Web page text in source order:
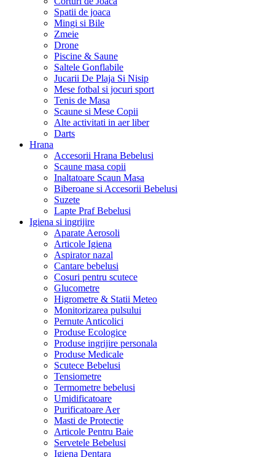
Spatii de joaca
Mingi si Bile
Zmeie
Drone
Piscine & Saune
Saltele Gonflabile
Jucarii De Plaja Si Nisip
Mese fotbal si jocuri sport
Tenis de Masa
Scaune si Mese Copii
Alte activitati in aer liber
Darts
Hrana
Accesorii Hrana Bebelusi
Scaune masa copii
Inaltatoare Scaun Masa
Biberoane si Accesorii Bebelusi
Suzete
Lapte Praf Bebelusi
Igiena si ingrijire
Aparate Aerosoli
Articole Igiena
Aspirator nazal
Cantare bebelusi
Cosuri pentru scutece
Glucometre
Higrometre & Statii Meteo
Monitorizarea pulsului
Pernute Anticolici
Produse Ecologice
Produse ingrijire personala
Produse Medicale
Scutece Bebelusi
Tensiometre
Termometre bebelusi
Umidificatoare
Purificatoare Aer
Masti de Protectie
Articole Pentru Baie
Servetele Bebelusi
Igiena Dentara